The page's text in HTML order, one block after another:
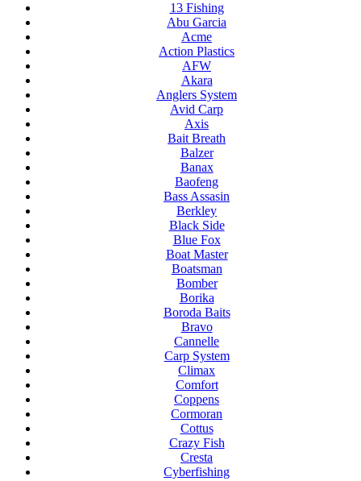
13 Fishing
Abu Garcia
Acme
Action Plastics
AFW
Akara
Anglers System
Avid Carp
Axis
Bait Breath
Balzer
Banax
Baofeng
Bass Assasin
Berkley
Black Side
Blue Fox
Boat Master
Boatsman
Bomber
Borika
Boroda Baits
Bravo
Cannelle
Carp System
Climax
Comfort
Coppens
Cormoran
Cottus
Crazy Fish
Cresta
Cyberfishing